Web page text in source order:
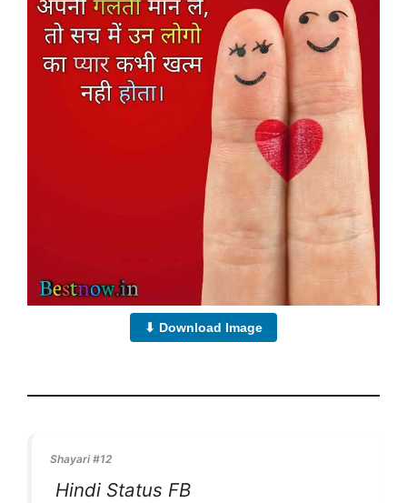
⬇ Download Image
Shayari #12
Hindi Status FB